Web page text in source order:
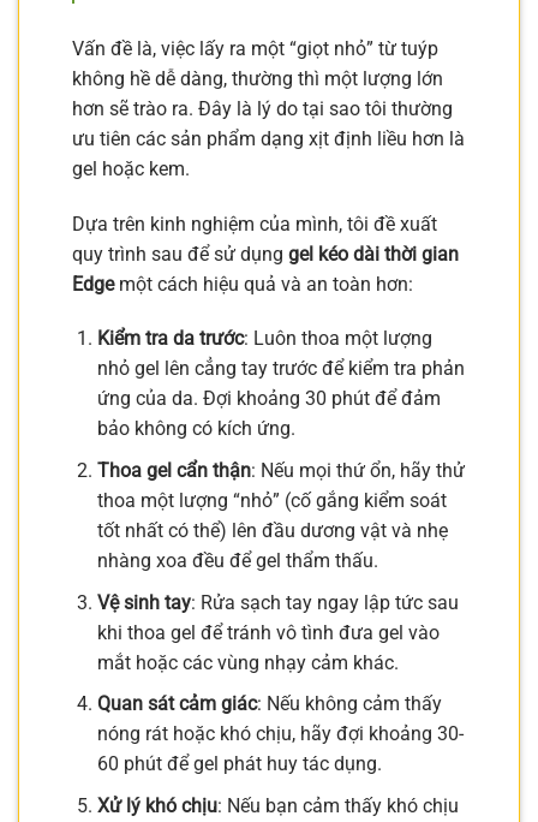
Vấn đề là, việc lấy ra một “giọt nhỏ” từ tuýp
không hề dễ dàng, thường thì một lượng lớn
hơn sẽ trào ra. Đây là lý do tại sao tôi thường
ưu tiên các sản phẩm dạng xịt định liều hơn là
gel hoặc kem.
Dựa trên kinh nghiệm của mình, tôi đề xuất
quy trình sau để sử dụng gel kéo dài thời gian
Edgemột cách hiệu quả và an toàn hơn:
Kiểm tra da trước: Luôn thoa một lượng
nhỏ gel lên cẳng tay trước để kiểm tra phản
ứng của da. Đợi khoảng 30 phút để đảm
bảo không có kích ứng.
Thoa gel cẩn thận: Nếu mọi thứ ổn, hãy thử
thoa một lượng “nhỏ” (cố gắng kiểm soát
tốt nhất có thể) lên đầu dương vật và nhẹ
nhàng xoa đều để gel thẩm thấu.
Vệ sinh tay: Rửa sạch tay ngay lập tức sau
khi thoa gel để tránh vô tình đưa gel vào
mắt hoặc các vùng nhạy cảm khác.
Quan sát cảm giác: Nếu không cảm thấy
nóng rát hoặc khó chịu, hãy đợi khoảng 30-
60 phút để gel phát huy tác dụng.
Xử lý khó chịu: Nếu bạn cảm thấy khó chịu